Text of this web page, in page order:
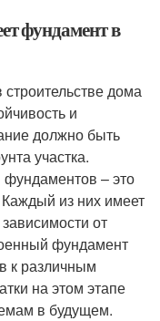
фундамент в
дома
и
должно быть
участка.
– это
из них имеет
от
фундамент
к различным
на этом этапе
в будущем.